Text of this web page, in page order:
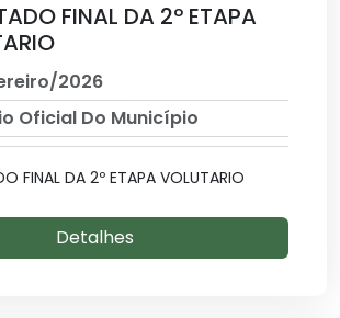
FINAL DA 2º ETAPA
2026
Oficial Do Município
FINAL DA 2º ETAPA VOLUTARIO
Detalhes